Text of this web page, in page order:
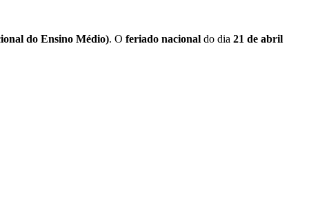
do Ensino Médio). O feriado nacional do dia 21 de abril